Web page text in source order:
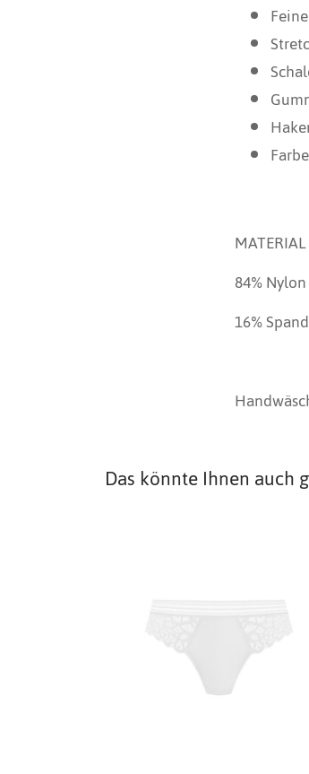
84% Nylon
16%
Das könnte Ihnen auch